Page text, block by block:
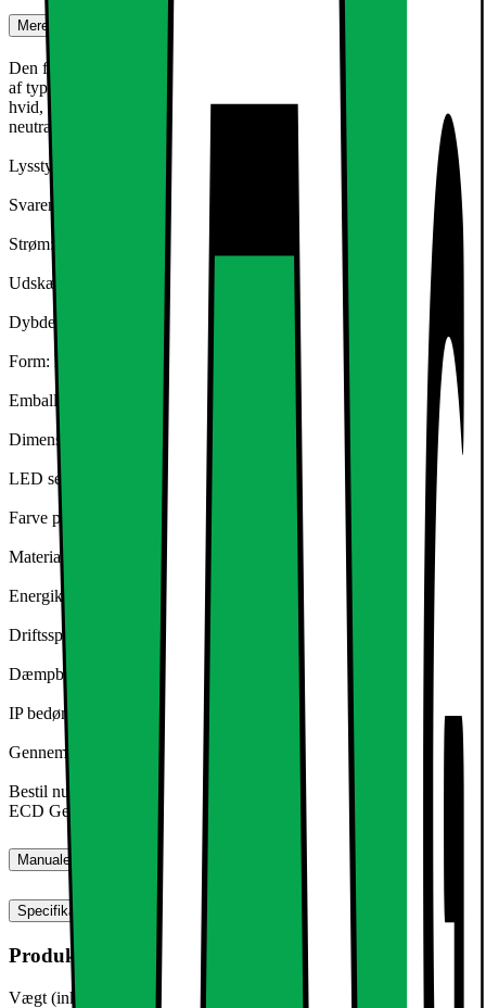
Mere om produktet
Den forsænkede lys LED med 3W er en ultra-tynd loftsplade lamper
af typen SMD 2835. Den eksisterende aluminium Armaturet har en
hvid, subtil montering. Perfekt til en stilfuld accent dit hjem ved
neutral hvid glødende lyse pletter.
Lysstyrke: 129 Lm
Svarende til Halogen: 25W
Strøm: 3W
Udskæring: ca. 70 x 70 mm
Dybde: 15 mm
Form: Kantet
Emballage enhed (BxHxL): cm 14x3x10
Dimensioner på lampen (LxBxH) ca: 85x85x15 mm
LED seværdighed: SMD 2835
Farve på montering: hvid
Materiale: Aluminium
Energiklasse: A
Driftsspænding: 220-240 volt AC
Dæmpbar: nej
IP bedømmelse: IP44
Gennemsnitlig levetid: op til 10.000 timer
Bestil nu det hotteste form for loft belysning: LED forsænket lys
ECD Germany!
Manualer, downloads, garanti og support
Specifikationer
Produktmål
Vægt (inkl. emballage)